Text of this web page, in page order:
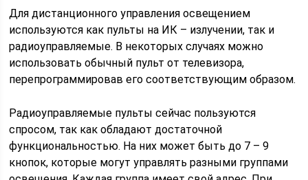
Для дистанционного управления освещением
используются как пульты на ИК – излучении, так и
радиоуправляемые. В некоторых случаях можно
использовать обычный пульт от телевизора,
перепрограммировав его соответствующим образом.
Радиоуправляемые пульты сейчас пользуются
спросом, так как обладают достаточной
функциональностью. На них может быть до 7 – 9
кнопок, которые могут управлять разными группами